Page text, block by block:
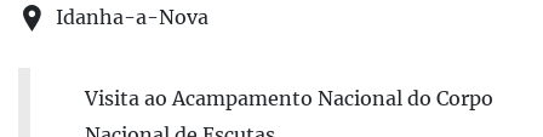
Idanha-a-Nova
Visita ao Acampamento Nacional do Corpo